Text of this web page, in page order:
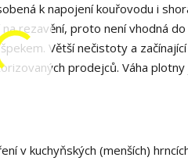
k napojení kouřovodu i
rezavění, proto není vhodná do
Větší nečistoty a
prodejců. Váha
v kuchyňských (menších)